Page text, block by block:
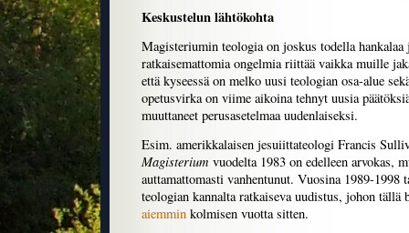
Keskustelun lähtökohta
Magisteriumin teologia on joskus todella
ratkaisemattomia ongelmia riittää vaikka muille
että kyseessä on melko uusi teologian osa-alue
opetusvirka on viime aikoina tehnyt uusia
muuttaneet perusasetelmaa uudenlaiseksi.
Esim. amerikkalaisen jesuiittateologi Francis
Magisterium vuodelta 1983 on edelleen arvokas,
auttamattomasti vanhentunut. Vuosina 1989-1998
teologian kannalta ratkaiseva uudistus, johon
aiemmin kolmisen vuotta sitten.